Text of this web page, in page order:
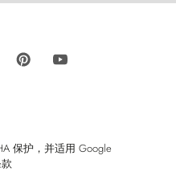
保护，并适用 Google